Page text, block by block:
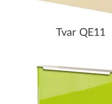
Tvar QE11